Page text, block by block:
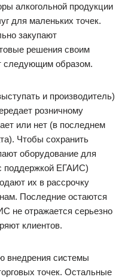
алкогольной продукции
для маленьких точек.
закупают
решения своим
следующим образом.
и производитель)
розничному
или нет (в последнем
Чтобы сохранить
оборудование для
поддержкой ЕГАИС)
их в рассрочку
Последние остаются
не отражается серьезно
клиентов.
внедрения системы
точек. Остальные